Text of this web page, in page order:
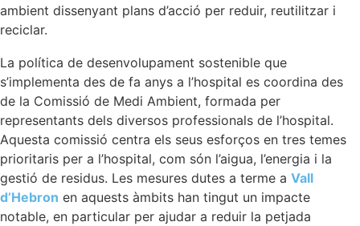
ambient dissenyant plans d’acció per reduir, reutilitzar i
reciclar.
La política de desenvolupament sostenible que
s’implementa des de fa anys a l’hospital es coordina des
de la Comissió de Medi Ambient, formada per
representants dels diversos professionals de l’hospital.
Aquesta comissió centra els seus esforços en tres temes
prioritaris per a l’hospital, com són l’aigua, l’energia i la
gestió de residus. Les mesures dutes a terme a Vall
d’Hebron en aquests àmbits han tingut un impacte
notable, en particular per ajudar a reduir la petjada